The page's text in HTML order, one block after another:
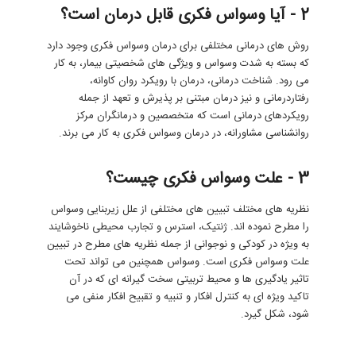
2 - آیا وسواس فکری قابل درمان است؟
روش های درمانی مختلفی برای درمان وسواس فکری وجود دارد
که بسته به شدت وسواس و ویژگی های شخصیتی بیمار، به کار
می رود. شناخت درمانی، درمان با رویکرد روان کاوانه،
رفتاردرمانی و نیز درمان مبتنی بر پذیرش و تعهد از جمله
رویکردهای درمانی است که متخصصین و درمانگران مرکز
روانشناسی مشاورانه، در درمان وسواس فکری به کار می برند.
3 - علت وسواس فکری چیست؟
نظریه های مختلف تبیین های مختلفی از علل زیربنایی وسواس
را مطرح نموده اند. ژنتیک، استرس و تجارب محیطی ناخوشایند
به ویژه در کودکی و نوجوانی از جمله نظریه های مطرح در تبیین
علت وسواس فکری است. وسواس همچنین می تواند تحت
تاثیر یادگیری ها و محیط تربیتی سخت گیرانه ای که در آن
تاکید ویژه ای به کنترل افکار و تنبیه و تقبیح افکار منفی می
شود، شکل گیرد.